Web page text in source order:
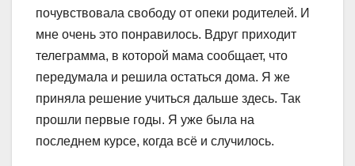
почувствовала свободу от опеки родителей. И
мне очень это понравилось. Вдруг приходит
телеграмма, в которой мама сообщает, что
передумала и решила остаться дома. Я же
приняла решение учиться дальше здесь. Так
прошли первые годы. Я уже была на
последнем курсе, когда всё и случилось.